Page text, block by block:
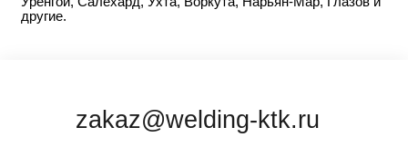
другие.
zakaz@welding-ktk.ru